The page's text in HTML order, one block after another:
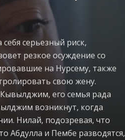
серьезный риск,
резкое осуждение со
на Нурсему, также
свою жену.
его семья рада
возникнут, когда
Нилай, подозревая, что
Абдулла и Пембе разводятся,